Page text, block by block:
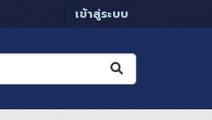
เข้าสู่ระบบ